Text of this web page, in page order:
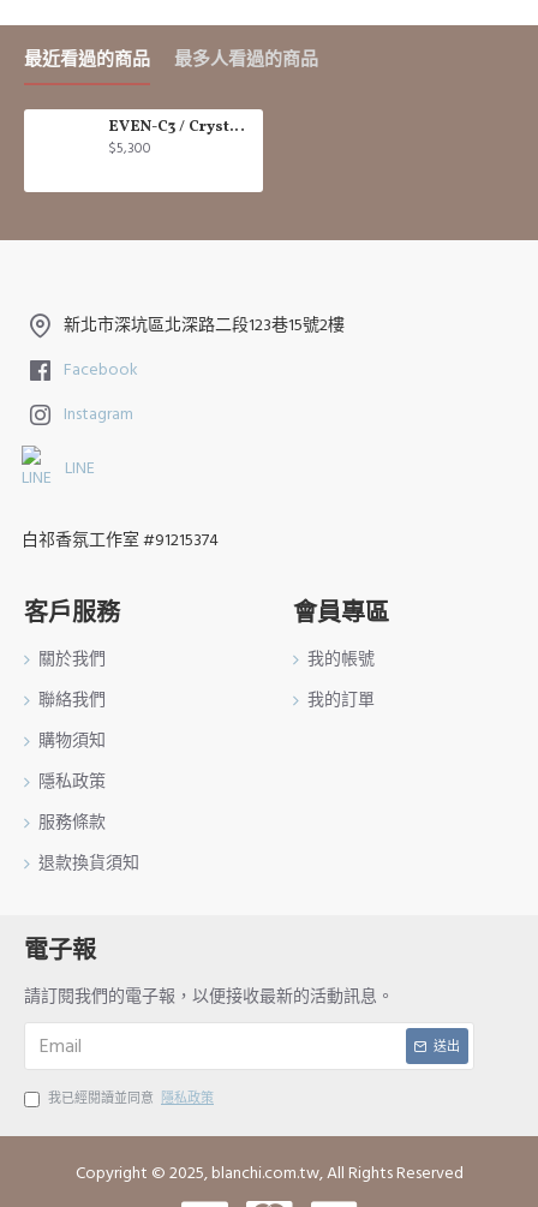
最近看過的商品 最多人看過的商品
EVEN-C3 / Crystal Moonlight Gray
$5,300
新北市深坑區北深路二段123巷15號2樓
Facebook
Instagram
LINE
白祁香氛工作室 #91215374
客戶服務
關於我們
聯絡我們
購物須知
隱私政策
服務條款
退款換貨須知
會員專區
我的帳號
我的訂單
電子報
請訂閱我們的電子報，以便接收最新的活動訊息。
送出
我已經閱讀並同意 隱私政策
Copyright © 2025, blanchi.com.tw, All Rights Reserved